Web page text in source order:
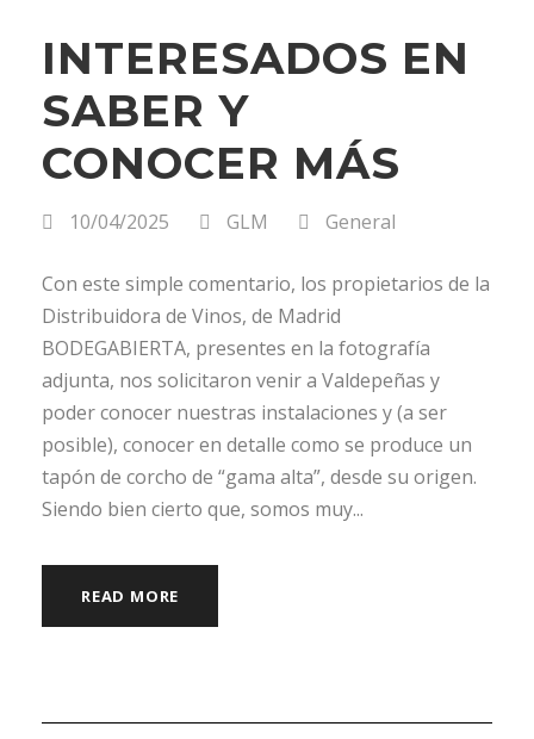
INTERESADOS EN
SABER Y
CONOCER MÁS
10/04/2025 GLM General
Con este simple comentario, los propietarios de la
Distribuidora de Vinos, de Madrid
BODEGABIERTA, presentes en la fotografía
adjunta, nos solicitaron venir a Valdepeñas y
poder conocer nuestras instalaciones y (a ser
posible), conocer en detalle como se produce un
tapón de corcho de “gama alta”, desde su origen.
Siendo bien cierto que, somos muy...
READ MORE